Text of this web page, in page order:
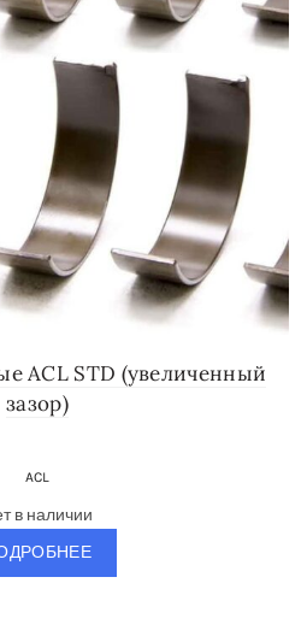
ACL STD (увеличенный
зазор)
ACL
в наличии